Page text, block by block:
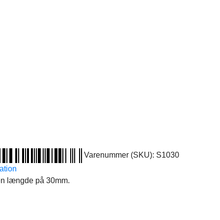
Varenummer (SKU): S1030
længde på 30mm.